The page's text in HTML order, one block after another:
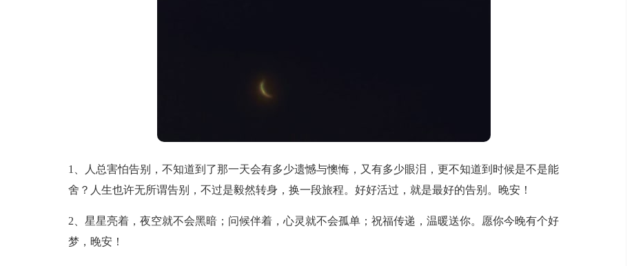
1、人总害怕告别，不知道到了那一天会有多少遗憾与懊悔，又有多少眼泪，更不知道到时候是不是能
舍？人生也许无所谓告别，不过是毅然转身，换一段旅程。好好活过，就是最好的告别。晚安！
2、星星亮着，夜空就不会黑暗；问候伴着，心灵就不会孤单；祝福传递，温暖送你。愿你今晚有个好
梦，晚安！